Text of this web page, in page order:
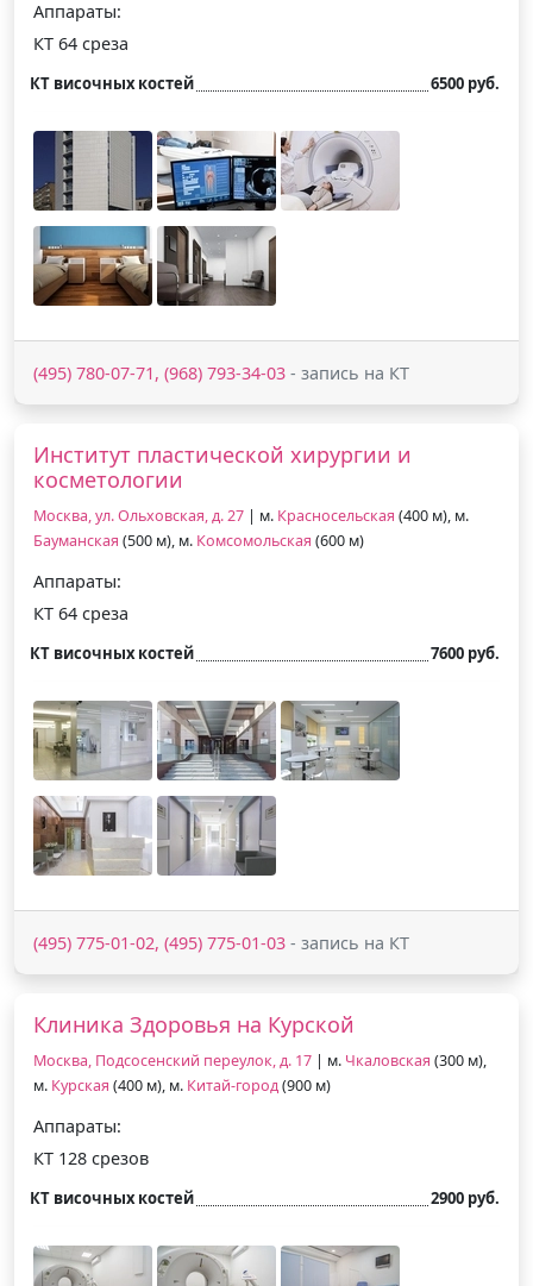
Аппараты:
КТ 64 среза
КТ височных костей 6500 руб.
(495) 780-07-71, (968) 793-34-03 - запись на КТ
Институт пластической хирургии и
косметологии
Москва, ул. Ольховская, д. 27 | м. Красносельская (400 м), м.
Бауманская (500 м), м. Комсомольская (600 м)
Аппараты:
КТ 64 среза
КТ височных костей 7600 руб.
(495) 775-01-02, (495) 775-01-03 - запись на КТ
Клиника Здоровья на Курской
Москва, Подсосенский переулок, д. 17 | м. Чкаловская (300 м),
м. Курская (400 м), м. Китай-город(900 м)
Аппараты:
КТ 128 срезов
КТ височных костей 2900 руб.